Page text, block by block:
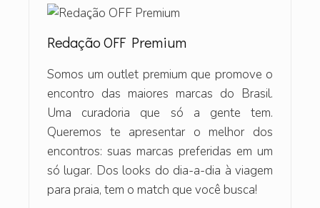
Redação OFF Premium
Somos um outlet premium que promove o
encontro das maiores marcas do Brasil.
Uma curadoria que só a gente tem.
Queremos te apresentar o melhor dos
encontros: suas marcas preferidas em um
só lugar. Dos looks do dia-a-dia à viagem
para praia, tem o match que você busca!